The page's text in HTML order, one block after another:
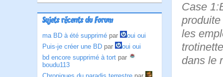
Sujets récents du Forum
ma BD à été supprimé par
oui oui
Puis-je créer une BD par
oui oui
bd encore supprimé à tort par
boudu113
Case
les
dans le